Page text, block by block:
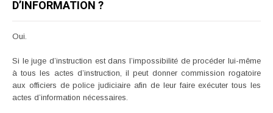
D’INFORMATION ?
Oui.
Si le juge d’instruction est dans l’impossibilité de procéder lui-même
à tous les actes d’instruction, il peut donner commission rogatoire
aux officiers de police judiciaire afin de leur faire exécuter tous les
actes d’information nécessaires.